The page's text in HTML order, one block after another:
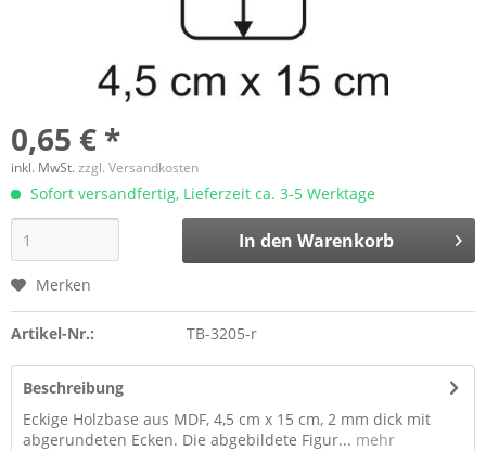
0,65 € *
inkl. MwSt.zzgl. Versandkosten
Sofort versandfertig, Lieferzeit ca. 3-5 Werktage
In den Warenkorb
Merken
Artikel-Nr.: TB-3205-r
Beschreibung
Eckige Holzbase aus MDF, 4,5 cm x 15 cm, 2 mm dick mit
abgerundeten Ecken. Die abgebildete Figur... mehr